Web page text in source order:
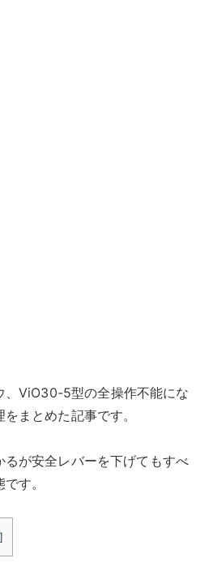
、ViO30-5型の全操作不能にな
まとめた記事です。
が安全レバーを下げてもすべ
す。
]